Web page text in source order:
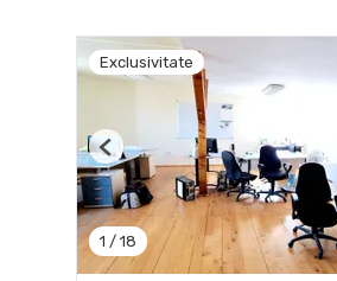
Exclusivitate
1 / 18
Previous